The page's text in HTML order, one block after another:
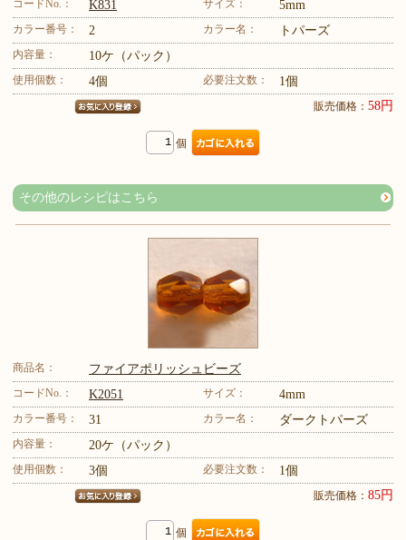
コードNo.： K831 サイズ： 5mm
カラー番号： 2 カラー名： トパーズ
内容量： 10ケ（パック）
使用個数： 4個 必要注文数： 1個
販売価格： 58円
個
その他のレシピはこちら
商品名： ファイアポリッシュビーズ
コードNo.： K2051 サイズ： 4mm
カラー番号： 31 カラー名： ダークトパーズ
内容量： 20ケ（パック）
使用個数： 3個 必要注文数： 1個
販売価格： 85円
個